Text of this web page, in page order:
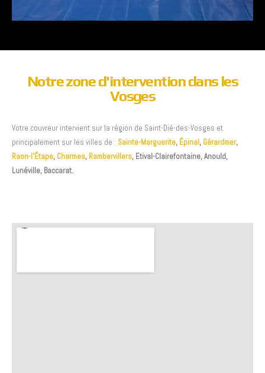
Notre zone d'intervention dans les
Vosges
Votre couvreur intervient sur la région de Saint-Dié-des-Vosges et
principalement sur les villes de : Sainte-Marguerite, Épinal, Gérardmer,
Raon-l’Étape, Charmes, Rambervillers, Etival-Clairefontaine, Anould,
Lunéville, Baccarat.